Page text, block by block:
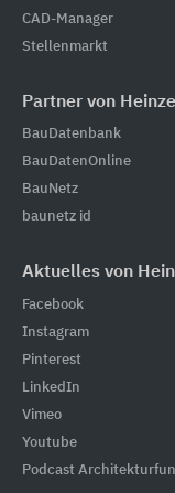
CAD-Manager
Stellenmarkt
Partner von Heinze
BauDatenbank
BauDatenOnline
BauNetz
baunetz id
Aktuelles von
Facebook
Instagram
Pinterest
LinkedIn
Vimeo
Youtube
Podcast